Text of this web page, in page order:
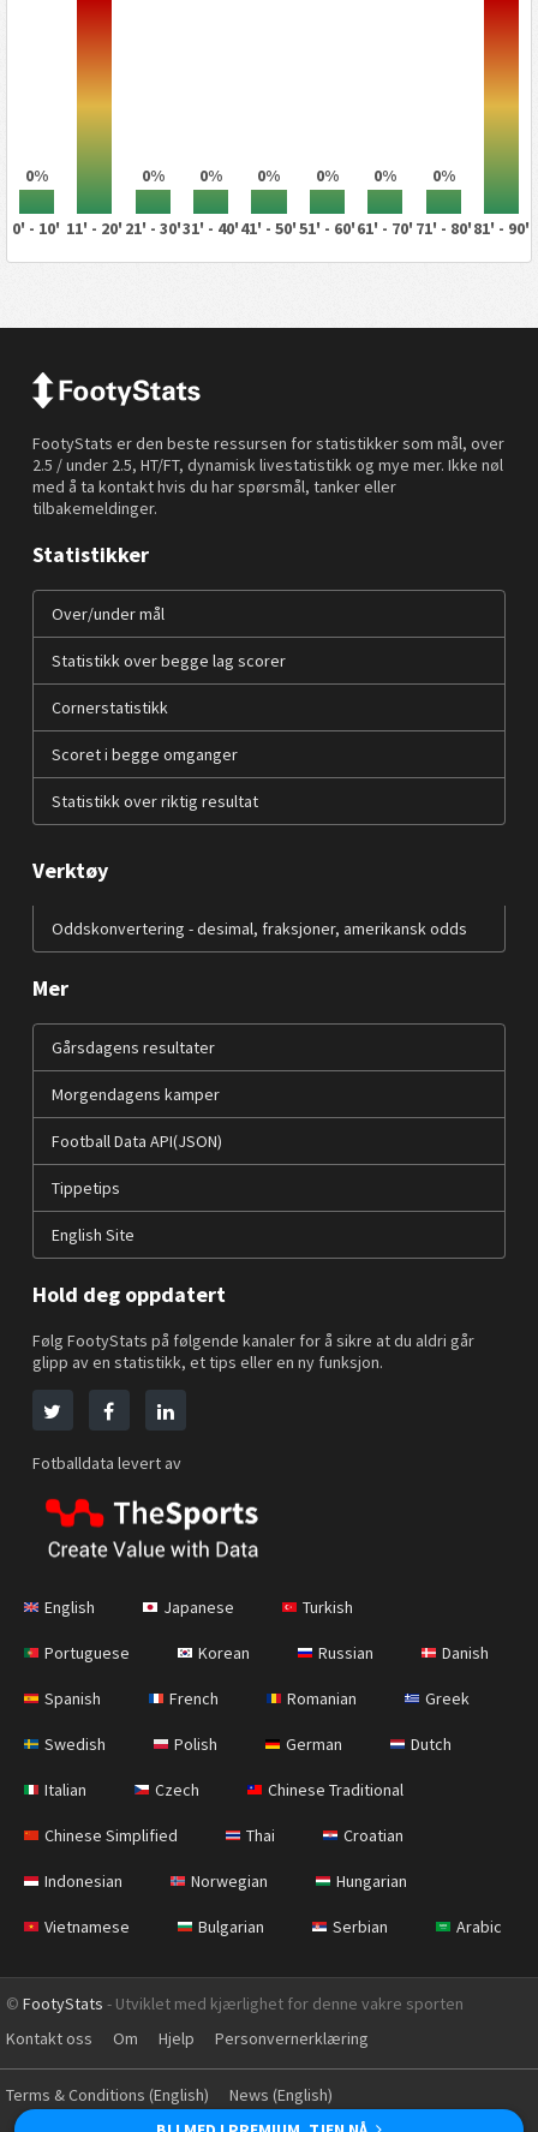
0% 0% 0% 0% 0% 0% 0%
0' - 10' 11' - 20' 21' - 30'31' - 40'41' - 50'51' - 60'61' - 70' 71' - 80'81' - 90'
FootyStats er den beste ressursen for statistikker som mål, over
2.5 / under 2.5, HT/FT, dynamisk livestatistikk og mye mer. Ikke nøl
med å ta kontakt hvis du har spørsmål, tanker eller
tilbakemeldinger.
Statistikker
Over/under mål
Statistikk over begge lag scorer
Cornerstatistikk
Scoret i begge omganger
Statistikk over riktig resultat
Verktøy
Oddskonvertering - desimal, fraksjoner, amerikansk odds
Mer
Gårsdagens resultater
Morgendagens kamper
Football Data API(JSON)
Tippetips
English Site
Hold deg oppdatert
Følg FootyStats på følgende kanaler for å sikre at du aldri går
glipp av en statistikk, et tips eller en ny funksjon.
Fotballdata levert av
English Japanese Turkish
Portuguese Korean Russian Danish
Spanish French Romanian Greek
Swedish Polish German Dutch
Italian Czech Chinese Traditional
Chinese Simplified Thai Croatian
Indonesian Norwegian Hungarian
Vietnamese Bulgarian Serbian Arabic
© FootyStats - Utviklet med kjærlighet for denne vakre sporten
Kontakt oss
Om Hjelp Personvernerklæring
Terms & Conditions (English)
News (English)